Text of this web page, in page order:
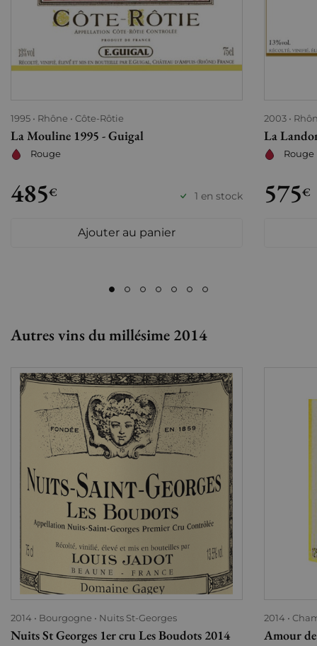
1995 Rhône Côte-Rôtie
La Mouline 1995 - Guigal
Rouge
485€ 1 en stock
Ajouter au panier
2003
La
Rouge
575€
Autres vins du millésime 2014
2014 Bourgogne Nuits St-Georges
Nuits St Georges 1er cru Les Boudots 2014
2014
Amour